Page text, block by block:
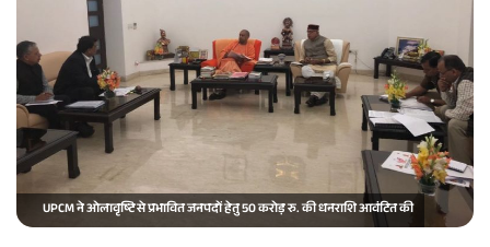
m
i
l
UPCM ने ओलावृष्टि से प्रभावित जनपदों हेतु 50 करोड़ रु. की धनराशि आवंटित की